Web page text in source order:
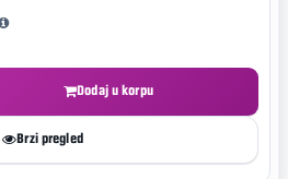
Dodaj u korpu
Brzi pregled